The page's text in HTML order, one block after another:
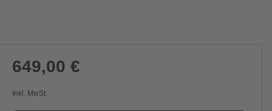
649,00 €
Inkl. MwSt.